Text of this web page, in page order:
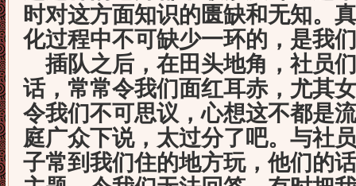
时对这方面知识的匮缺和无知。
化过程中不可缺少一环的，是我
插队之后，在田头地角，社员
话，常常令我们面红耳赤，尤其
令我们不可思议，心想这不都是
庭广众下说，太过分了吧。与社
子常到我们住的地方玩，他们的